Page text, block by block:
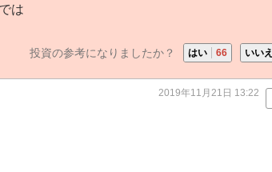
は
投資の参考になりましたか？ はい 66 いいえ
2019年11月21日 13:22